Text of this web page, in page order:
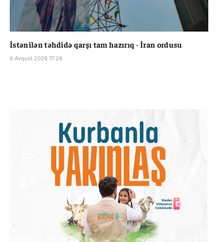
İstənilən təhdidə qarşı tam hazırıq - İran ordusu
6 Avqust 2026 17:28